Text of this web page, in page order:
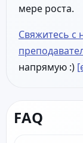
мере роста.
Свяжитесь с
напрямую :)
FAQ